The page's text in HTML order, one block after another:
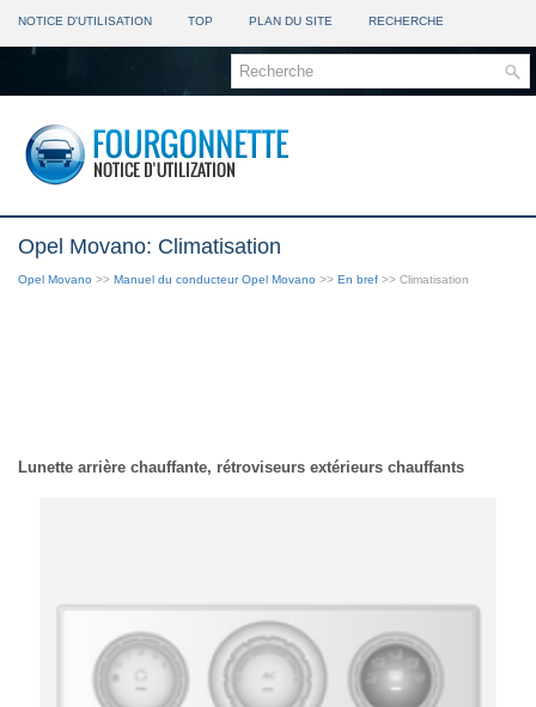
NOTICE D'UTILISATION TOP PLAN DU SITE RECHERCHE
Opel Movano: Climatisation
Opel Movano >> Manuel du conducteur Opel Movano >> En bref >> Climatisation
Lunette arrière chauffante, rétroviseurs extérieurs chauffants